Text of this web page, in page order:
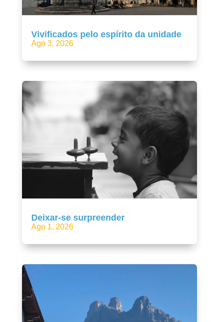
Vivificados pelo espírito da unidade
Ago 3, 2026
Deixar-se surpreender
Ago 1, 2026